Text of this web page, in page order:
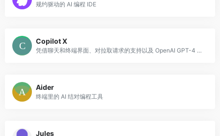
规约驱动的 AI 编程 IDE
Copilot X
凭借聊天和终端界面、对拉取请求的支持以及 OpenAI GPT-4 的早期采用，GitHub Copilot X 是我们对人工智能软件开发未来的愿景。集成到工作流程的每个部分。
Aider
终端里的 AI 结对编程工具
Jules